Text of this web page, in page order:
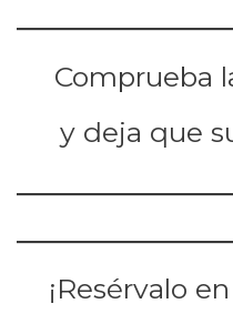
Comprueba
y deja que
¡Resérvalo